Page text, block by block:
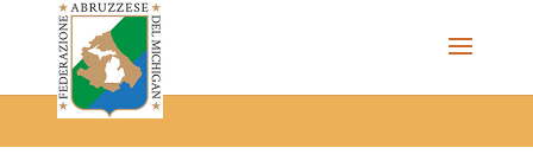
The Federazione Abruzzese del Michigan, Clinton Township,
community of Italian Americans